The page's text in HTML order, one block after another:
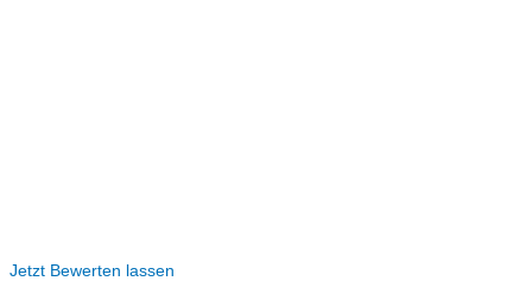
Jetzt Bewerten lassen